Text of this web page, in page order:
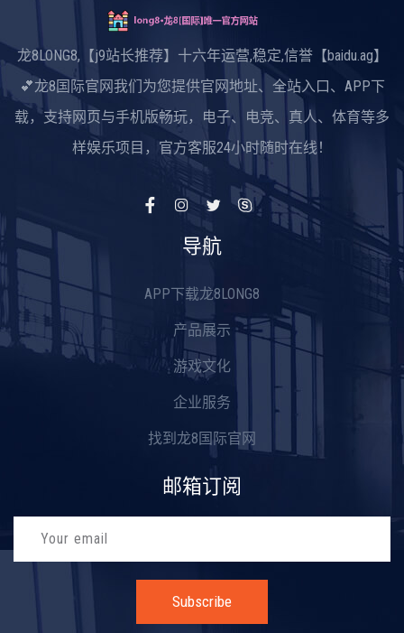
龙8LONG8,【j9站长推荐】十六年运营,稳定,信誉【baidu.ag】
💕龙8国际官网我们为您提供官网地址、全站入口、APP下
载，支持网页与手机版畅玩，电子、电竞、真人、体育等多
样娱乐项目，官方客服24小时随时在线！
导航
APP下载龙8LONG8
产品展示
游戏文化
企业服务
找到龙8国际官网
邮箱订阅
Subscribe